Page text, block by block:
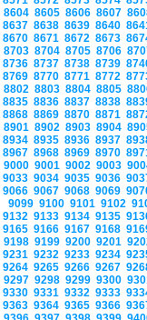
8604 8605 8606 8607
8637 8638 8639 8640
8670 8671 8672 8673
8703 8704 8705 8706
8736 8737 8738 8739
8769 8770 8771 8772
8802 8803 8804 8805
8835 8836 8837 8838
8868 8869 8870 8871
8901 8902 8903 8904
8934 8935 8936 8937
8967 8968 8969 8970
9000 9001 9002 9003
9033 9034 9035 9036
9066 9067 9068 9069
9099 9100 9101 9102
9132 9133 9134 9135
9165 9166 9167 9168
9198 9199 9200 9201
9231 9232 9233 9234
9264 9265 9266 9267
9297 9298 9299 9300
9330 9331 9332 9333
9363 9364 9365 9366